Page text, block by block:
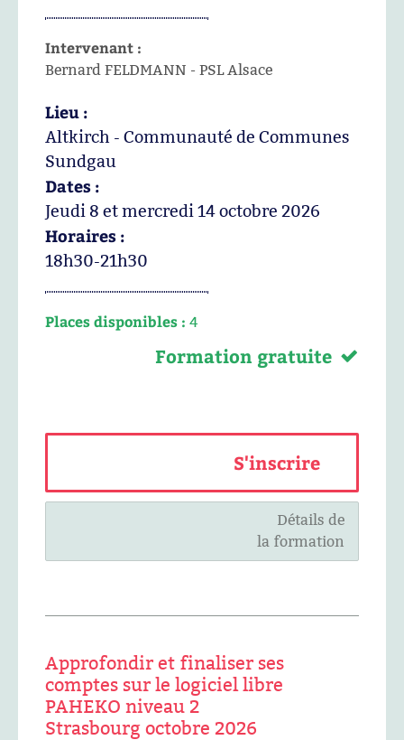
Intervenant :
Bernard FELDMANN - PSL Alsace
Lieu :
Altkirch - Communauté de Communes
Sundgau
Dates :
Jeudi 8 et mercredi 14 octobre 2026
Horaires :
18h30-21h30
Places disponibles : 4
Formation gratuite
S'inscrire
Détails de
la formation
Approfondir et finaliser ses
comptes sur le logiciel libre
PAHEKO niveau 2
Strasbourg octobre 2026